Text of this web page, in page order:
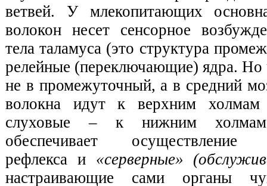
ветвей. У млекопитающих
волокон несет сенсорное
тела таламуса (это структура
релейные (переключающие) ядра. Но
не в промежуточный, а в средний
волокна идут к верхним холмам
слуховые – к нижним
обеспечивает осуществление
рефлекса и «серверные»
настраивающие сами органы